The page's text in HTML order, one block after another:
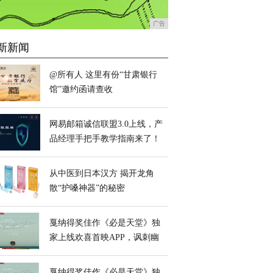
广告
新闻
@所有人 这里有份“甘肃银行
馆”邀约函请查收
网易邮箱诚信联盟3.0上线，产
品经理手把手教学指南来了！
从中医到日本汉方 揭开龙角
散“护嗓神器”的秘密
戛纳得奖佳作《必是天堂》独
家上线欢喜首映APP，讽刺幽